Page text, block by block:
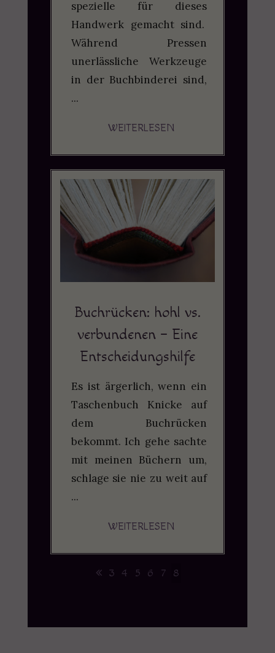
spezielle für dieses
Handwerk gemacht sind.
Während Pressen
unerlässliche Werkzeuge
in der Buchbinderei sind,
...
WEITERLESEN
Buchrücken: hohl vs.
verbundenen – Eine
Entscheidungshilfe
Es ist ärgerlich, wenn ein
Taschenbuch Knicke auf
dem Buchrücken
bekommt. Ich gehe sachte
mit meinen Büchern um,
schlage sie nie zu weit auf
...
WEITERLESEN
3 4 5 6 7 8